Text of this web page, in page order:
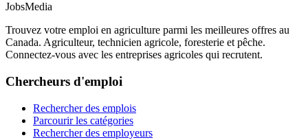
JobsMedia
Trouvez votre emploi en agriculture parmi les meilleures offres au
Canada. Agriculteur, technicien agricole, foresterie et pêche.
Connectez-vous avec les entreprises agricoles qui recrutent.
Chercheurs d'emploi
Rechercher des emplois
Parcourir les catégories
Rechercher des employeurs